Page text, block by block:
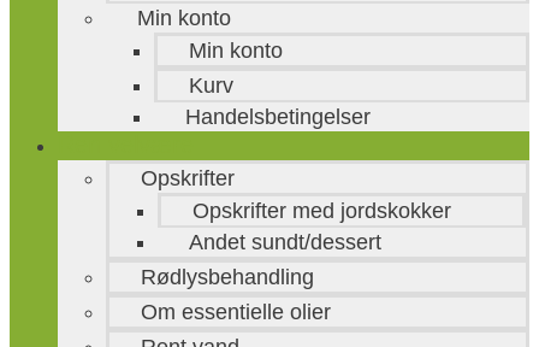
Min konto
Min konto
Kurv
Handelsbetingelser
Opskrifter
Opskrifter med jordskokker
Andet sundt/dessert
Rødlysbehandling
Om essentielle olier